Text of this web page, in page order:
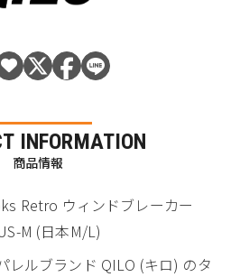
INFORMATION
商品情報
Retro ウィンドブレーカー
M (日本M/L)
レルブランド QILO (キロ) のタ